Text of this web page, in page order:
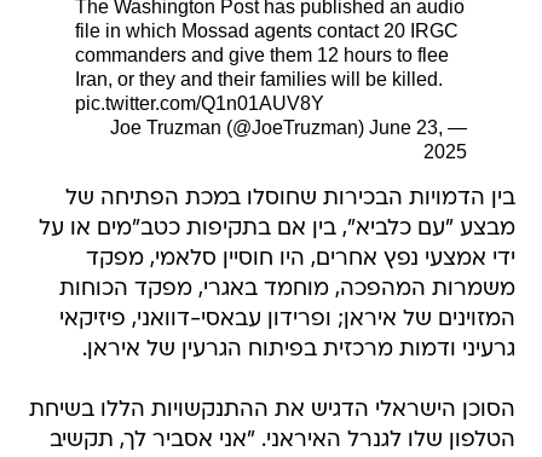
The Washington Post has published an audio
file in which Mossad agents contact 20 IRGC
commanders and give them 12 hours to flee
Iran, or they and their families will be killed.
pic.twitter.com/Q1n01AUV8Y
— Joe Truzman (@JoeTruzman)
June 23,
2025
בין הדמויות הבכירות שחוסלו במכת הפתיחה של
מבצע "עם כלביא", בין אם בתקיפות כטב"מים או על
ידי אמצעי נפץ אחרים, היו חוסיין סלאמי, מפקד
משמרות המהפכה, מוחמד באגרי, מפקד הכוחות
המזוינים של איראן; ופרידון עבאסי-דוואני, פיזיקאי
גרעיני ודמות מרכזית בפיתוח הגרעין של איראן.
הסוכן הישראלי הדגיש את ההתנקשויות הללו בשיחת
הטלפון שלו לגנרל האיראני. "אני אסביר לך, תקשיב